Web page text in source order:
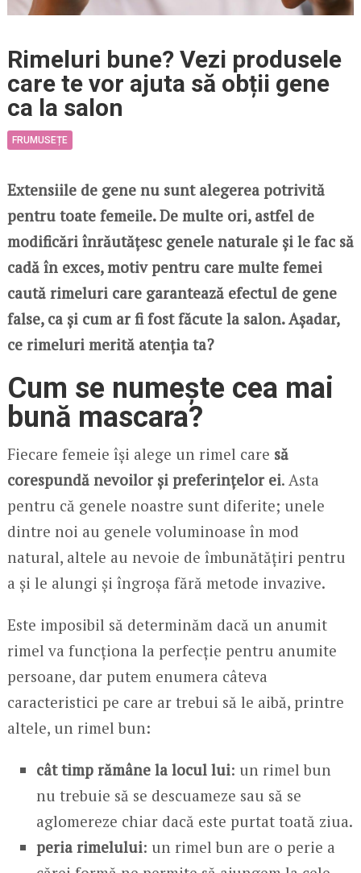
Rimeluri bune? Vezi produsele
care te vor ajuta să obții gene
ca la salon
FRUMUSEȚE
Extensiile de gene nu sunt alegerea potrivită
pentru toate femeile. De multe ori, astfel de
modificări înrăutățesc genele naturale și le fac să
cadă în exces, motiv pentru care multe femei
caută rimeluri care garantează efectul de gene
false, ca și cum ar fi fost făcute la salon. Așadar,
ce rimeluri merită atenția ta?
Cum se numește cea mai
bună mascara?
Fiecare femeie își alege un rimel care să
corespundă nevoilor și preferințelor ei. Asta
pentru că genele noastre sunt diferite; unele
dintre noi au genele voluminoase în mod
natural, altele au nevoie de îmbunătățiri pentru
a și le alungi și îngroșa fără metode invazive.
Este imposibil să determinăm dacă un anumit
rimel va funcționa la perfecție pentru anumite
persoane, dar putem enumera câteva
caracteristici pe care ar trebui să le aibă, printre
altele, un rimel bun:
cât timp rămâne la locul lui: un rimel bun
nu trebuie să se descuameze sau să se
aglomereze chiar dacă este purtat toată ziua.
peria rimelului: un rimel bun are o perie a